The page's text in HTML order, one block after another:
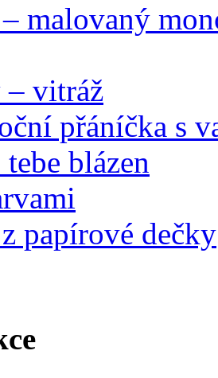
malovaný
vitráž
přáníčka s
tebe blázen
papírové dečky